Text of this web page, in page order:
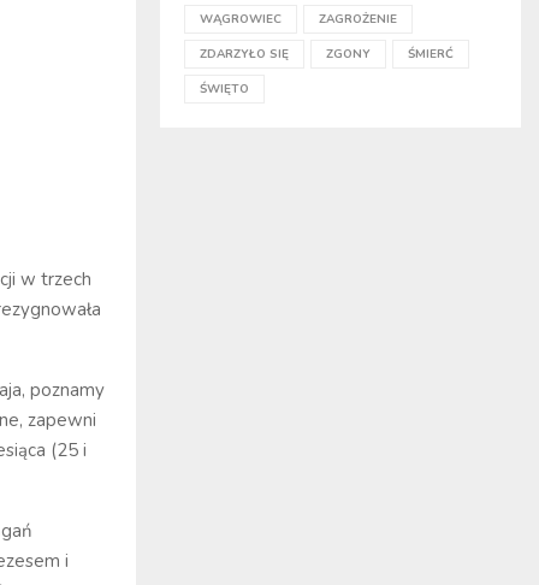
w trzech
poznamy
zapewni
(25 i
i
WĄGROWIEC ZAGROŻENIE
ZDARZYŁO SIĘ ZGONY ŚMIERĆ
ŚWIĘTO